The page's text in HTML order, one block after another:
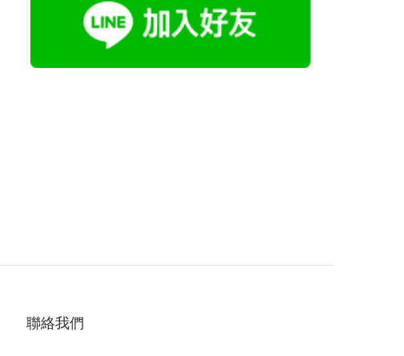
聯絡我們